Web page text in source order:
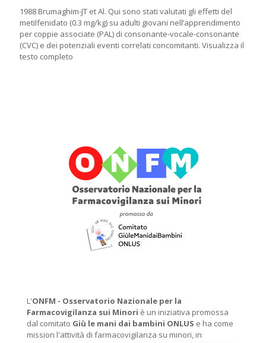
1988 Brumaghim-JT et Al. Qui sono stati valutati gli effetti del
metilfenidato (0.3 mg/kg) su adulti giovani nell’apprendimento
per coppie associate (PAL) di consonante-vocale-consonante
(CVC) e dei potenziali eventi correlati concomitanti. Visualizza il
testo completo
L'ONFM - Osservatorio Nazionale per la
Farmacovigilanza sui Minori è un iniziativa promossa
dal comitato Giù le mani dai bambini ONLUS e ha come
mission l'attività di farmacovigilanza su minori, in